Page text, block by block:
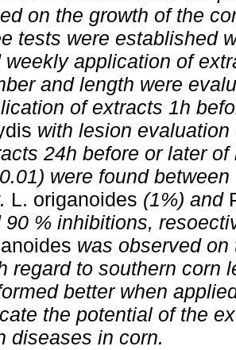
on the growth of the
tests were established
weekly application of
and length were
of extracts 1h
with lesion
24h before or later
were found
L. origanoides (1%) and
90 % inhibitions,
was observed
regard to southern corn
better when
the potential of the
diseases in corn.